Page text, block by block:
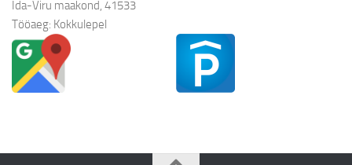
Ida-Viru maakond, 41533
Tööaeg: Kokkulepel